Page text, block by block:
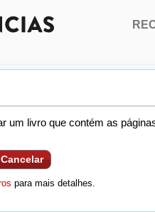
um livro que contém as
Cancelar
para mais detalhes.